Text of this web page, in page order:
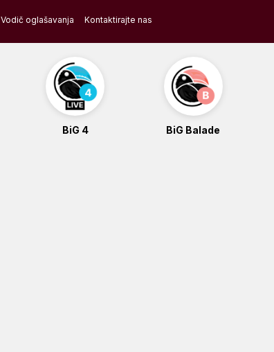
Vodič oglašavanja Kontaktirajte nas
BiG 4 BiG Balade